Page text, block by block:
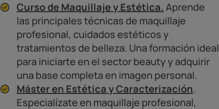
Curso de Maquillaje y Estética.Aprende
las principales técnicas de maquillaje
profesional, cuidados estéticos y
tratamientos de belleza. Una formación ideal
para iniciarte en el sector beauty y adquirir
una base completa en imagen personal.
Máster en Estética y Caracterización.
Especialízate en maquillaje profesional,